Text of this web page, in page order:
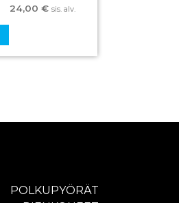
24,00€ sis. alv.
POLKUPYÖRÄT